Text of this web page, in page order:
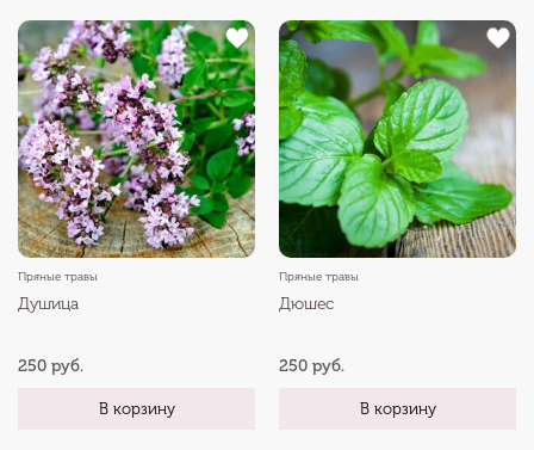
Пряные травы
Душица
250 руб.
В корзину
Пряные травы
Дюшес
250 руб.
В корзину